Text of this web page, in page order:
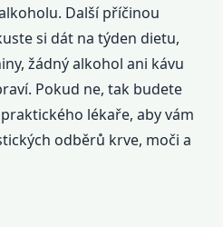
Další příčinou
si dát na týden dietu,
žádný alkohol ani kávu
Pokud ne, tak budete
lékaře, aby vám
odběrů krve, moči a